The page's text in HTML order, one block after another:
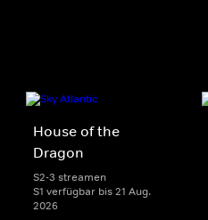
House of the
Dragon
S2-3 streamen
S1 verfügbar bis 21 Aug.
2026